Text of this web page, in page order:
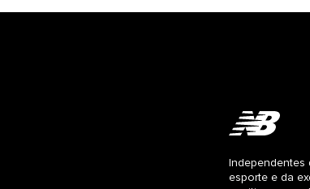
Independentes
esporte e da